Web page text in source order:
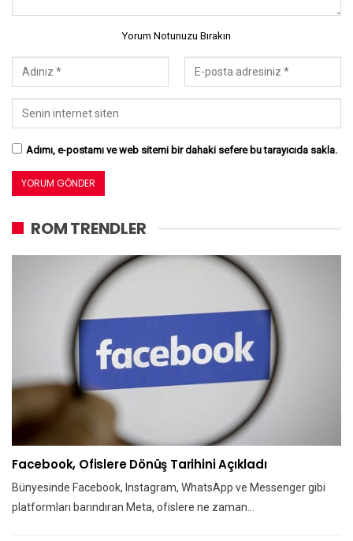
Yorum Notunuzu Bırakın
Adımı, e-postamı ve web sitemi bir dahaki sefere bu tarayıcıda sakla.
ROM TRENDLER
Facebook, Ofislere Dönüş Tarihini Açıkladı
Bünyesinde Facebook, Instagram, WhatsApp ve Messenger gibi
platformları barındıran Meta, ofislere ne zaman…